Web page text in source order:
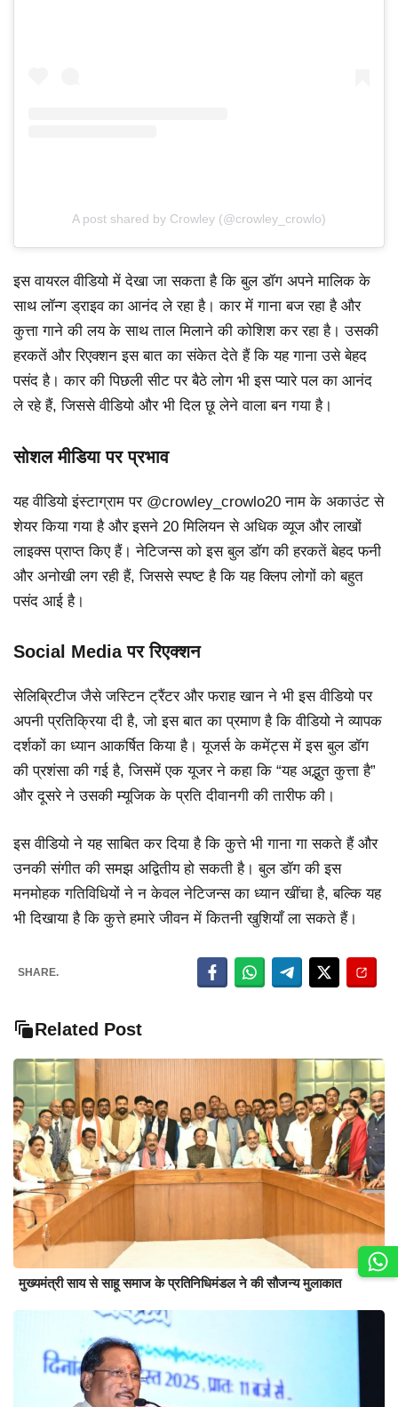
A post shared by Crowley (@crowley_crowlo)
इस वायरल वीडियो में देखा जा सकता है कि बुल डॉग अपने मालिक के
साथ लॉन्ग ड्राइव का आनंद ले रहा है। कार में गाना बज रहा है और
कुत्ता गाने की लय के साथ ताल मिलाने की कोशिश कर रहा है। उसकी
हरकतें और रिएक्शन इस बात का संकेत देते हैं कि यह गाना उसे बेहद
पसंद है। कार की पिछली सीट पर बैठे लोग भी इस प्यारे पल का आनंद
ले रहे हैं, जिससे वीडियो और भी दिल छू लेने वाला बन गया है।
सोशल मीडिया पर प्रभाव
यह वीडियो इंस्टाग्राम पर @crowley_crowlo20 नाम के अकाउंट से
शेयर किया गया है और इसने 20 मिलियन से अधिक व्यूज और लाखों
लाइक्स प्राप्त किए हैं। नेटिजन्स को इस बुल डॉग की हरकतें बेहद फनी
और अनोखी लग रही हैं, जिससे स्पष्ट है कि यह क्लिप लोगों को बहुत
पसंद आई है।
Social Media पर रिएक्शन
सेलिब्रिटीज जैसे जस्टिन ट्रैंटर और फराह खान ने भी इस वीडियो पर
अपनी प्रतिक्रिया दी है, जो इस बात का प्रमाण है कि वीडियो ने व्यापक
दर्शकों का ध्यान आकर्षित किया है। यूजर्स के कमेंट्स में इस बुल डॉग
की प्रशंसा की गई है, जिसमें एक यूजर ने कहा कि “यह अद्भुत कुत्ता है”
और दूसरे ने उसकी म्यूजिक के प्रति दीवानगी की तारीफ की।
इस वीडियो ने यह साबित कर दिया है कि कुत्ते भी गाना गा सकते हैं और
उनकी संगीत की समझ अद्वितीय हो सकती है। बुल डॉग की इस
मनमोहक गतिविधियों ने न केवल नेटिजन्स का ध्यान खींचा है, बल्कि यह
भी दिखाया है कि कुत्ते हमारे जीवन में कितनी खुशियाँ ला सकते हैं।
SHARE.
Related Post
मुख्यमंत्री साय से साहू समाज के प्रतिनिधिमंडल ने की सौजन्य मुलाकात